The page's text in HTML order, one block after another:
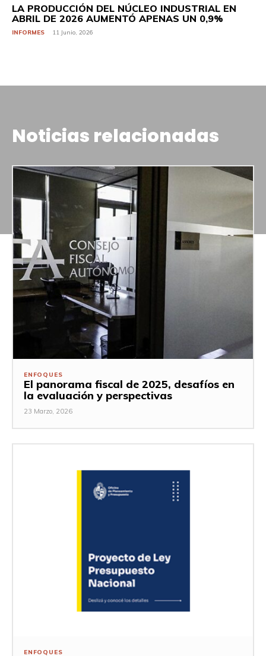
LA PRODUCCIÓN DEL NÚCLEO INDUSTRIAL EN
ABRIL DE 2026 AUMENTÓ APENAS UN 0,9%
INFORMES 11 Junio, 2026
Noticias relacionadas
ENFOQUES
El panorama fiscal de 2025, desafíos en
la evaluación y perspectivas
23 Marzo, 2026
ENFOQUES